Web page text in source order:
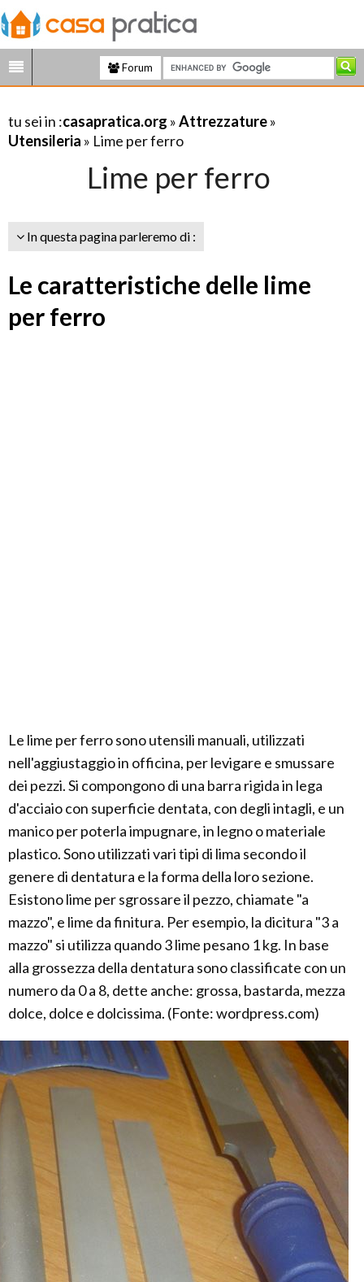
Forum
tu sei in :casapratica.org »Attrezzature»
Utensileria » Lime per ferro
Lime per ferro
In questa pagina parleremo di :
Le caratteristiche delle lime
per ferro
Le lime per ferro sono utensili manuali, utilizzati
nell'aggiustaggio in officina, per levigare e smussare
dei pezzi. Si compongono di una barra rigida in lega
d'acciaio con superficie dentata, con degli intagli, e un
manico per poterla impugnare, in legno o materiale
plastico. Sono utilizzati vari tipi di lima secondo il
genere di dentatura e la forma della loro sezione.
Esistono lime per sgrossare il pezzo, chiamate "a
mazzo", e lime da finitura. Per esempio, la dicitura "3 a
mazzo" si utilizza quando 3 lime pesano 1 kg. In base
alla grossezza della dentatura sono classificate con un
numero da 0 a 8, dette anche: grossa, bastarda, mezza
dolce, dolce e dolcissima. (Fonte: wordpress.com)